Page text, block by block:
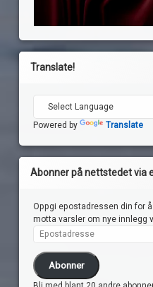
Translate!
Powered by Translate
Abonner på nettstedet via
Oppgi epostadressen din for
motta varsler om nye innlegg
Epostadresse
Abonner